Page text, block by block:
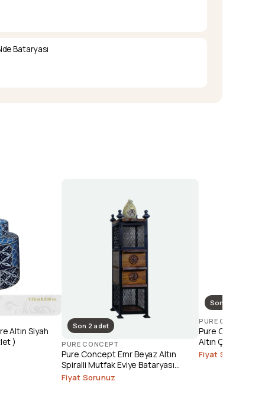
Bataryası
Altın Siyah
)
Son 2 adet
PURE CONCEPT
Pure Concept Emr Beyaz Altın
Spiralli Mutfak Eviye Bataryası
(Outlet)
Fiyat Sorunuz
Son 1 adet
PURE CONCEPT
Pure Concept
Altın Çanak
(Outlet)
Fiyat Sorunuz